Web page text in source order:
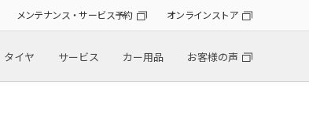
メンテナンス・サービス予約 オンラインストア
タイヤ サービス カー用品 お客様の声